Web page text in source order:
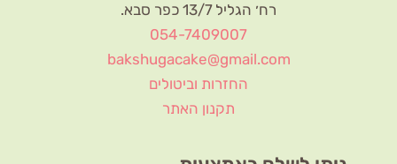
רח׳ הגליל 13/7 כפר סבא.
054-7409007
bakshugacake@gmail.com
החזרות וביטולים
תקנון האתר